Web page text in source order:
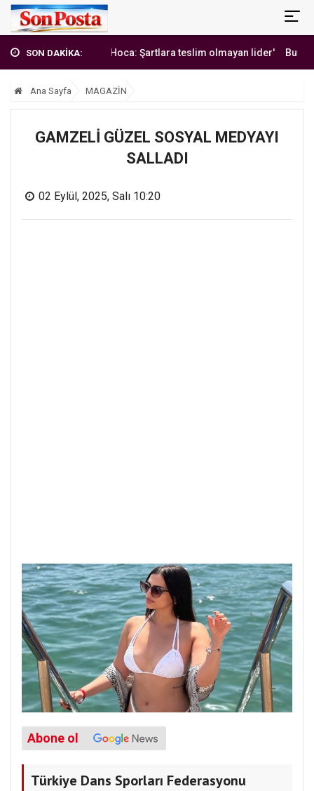
SON DAKİKA:
'Erbakan Hoca: Şartlara teslim olmayan lider' Burak
Ana Sayfa MAGAZİN
GAMZELİ GÜZEL SOSYAL MEDYAYI
SALLADI
02 Eylül, 2025, Salı 10:20
Abone ol
Türkiye Dans Sporları Federasyonu